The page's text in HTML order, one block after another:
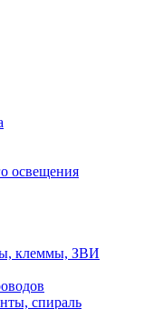
освещения
клеммы, ЗВИ
спираль